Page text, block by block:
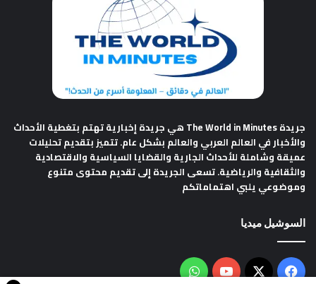
جريدة The World in Minutes
هي جريدة إخبارية تهتم بتغطية الأحداث
والأخبار في العالم العربي والعالم بشكل عام. تتميز بتقديم تحليلات
عميقة وشاملة للأحداث الجارية والقضايا السياسية والاقتصادية
والثقافية والرياضية. تسعى الجريدة إلى تقديم محتوى متنوع
وموضوعي يلبي اهتماماتكم
السوشيل ميديا
فيسبوك
‫X
‫YouTubeواتساب